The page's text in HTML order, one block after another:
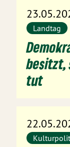
Landtag
besitzt,
tut